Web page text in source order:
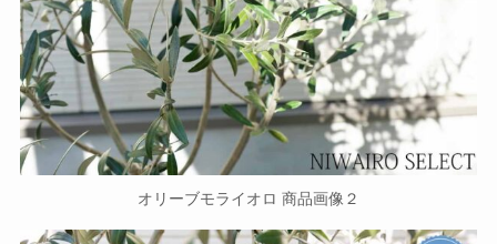
オリーブモライオロ 商品画像２